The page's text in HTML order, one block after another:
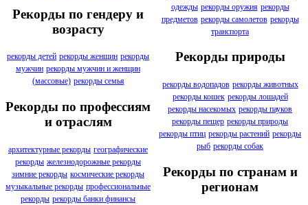
Рекорды по гендеру и
возрасту
рекорды детей рекорды женщин рекорды
мужчин рекорды мужчин и женщин
(массовые) рекорды семья
Рекорды по профессиям
и отраслям
архитектурные рекорды географические
рекорды железнодорожные рекорды
зимние рекорды космические рекорды
музыкальные рекорды профессиональные
рекорды рекорды банки финансы
одежды рекорды оружия рекорды
предметов рекорды самолетов рекорды
транспорта
Рекорды природы
рекорды водопадов рекорды животных
рекорды кошек рекорды лошадей
рекорды насекомых рекорды пауков
рекорды пещер рекорды природы
рекорды птиц рекорды растений рекорды
рыб рекорды собак
Рекорды по странам и
регионам